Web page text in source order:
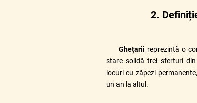
2.
Ghețarii reprezintă o
stare solidă trei sferturi
locuri cu zăpezi
un an la altul.